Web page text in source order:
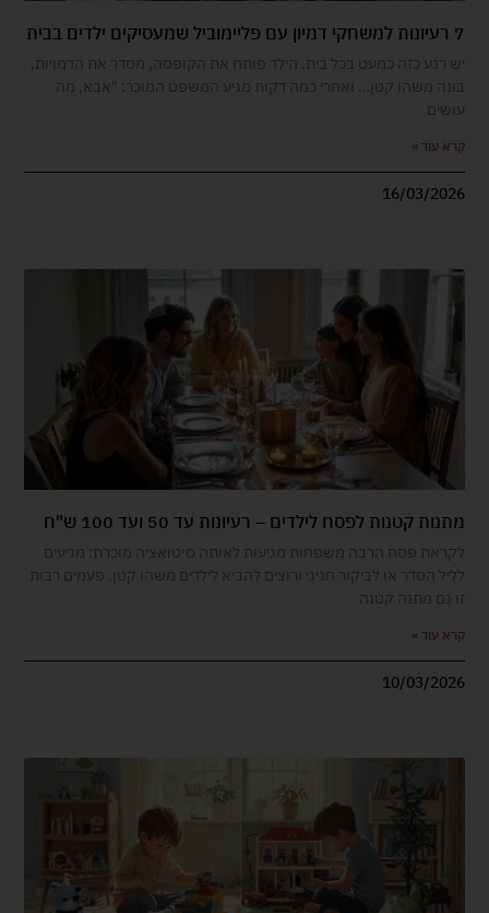
7 רעיונות למשחקי דמיון עם פליימוביל שמעסיקים ילדים בבית
יש רגע כזה כמעט בכל בית. הילד פותח את הקופסה, מסדר את הדמויות,
בונה משהו קטן… ואחרי כמה דקות מגיע המשפט המוכר: "אבא, מה
עושים
קרא עוד »
16/03/2026
מתנות קטנות לפסח לילדים – רעיונות עד 50 ועד 100 ש"ח
לקראת פסח הרבה משפחות מגיעות לאותה סיטואציה מוכרת: מגיעים
לליל הסדר או לביקור חגיגי ורוצים להביא לילדים משהו קטן. פעמים רבות
זו גם מתנה קטנה
קרא עוד »
10/03/2026